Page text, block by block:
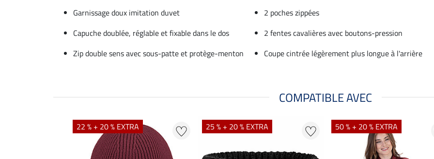
Garnissage doux imitation duvet
2 poches zippées
Capuche doublée, réglable et fixable dans le dos
2 fentes cavalières avec boutons-pression
Zip double sens avec sous-patte et protège-menton
Coupe cintrée légèrement plus longue à l'arrière
COMPATIBLE AVEC
22 % + 20 % EXTRA 25 % + 20 % EXTRA 50 % + 20 % EXTRA